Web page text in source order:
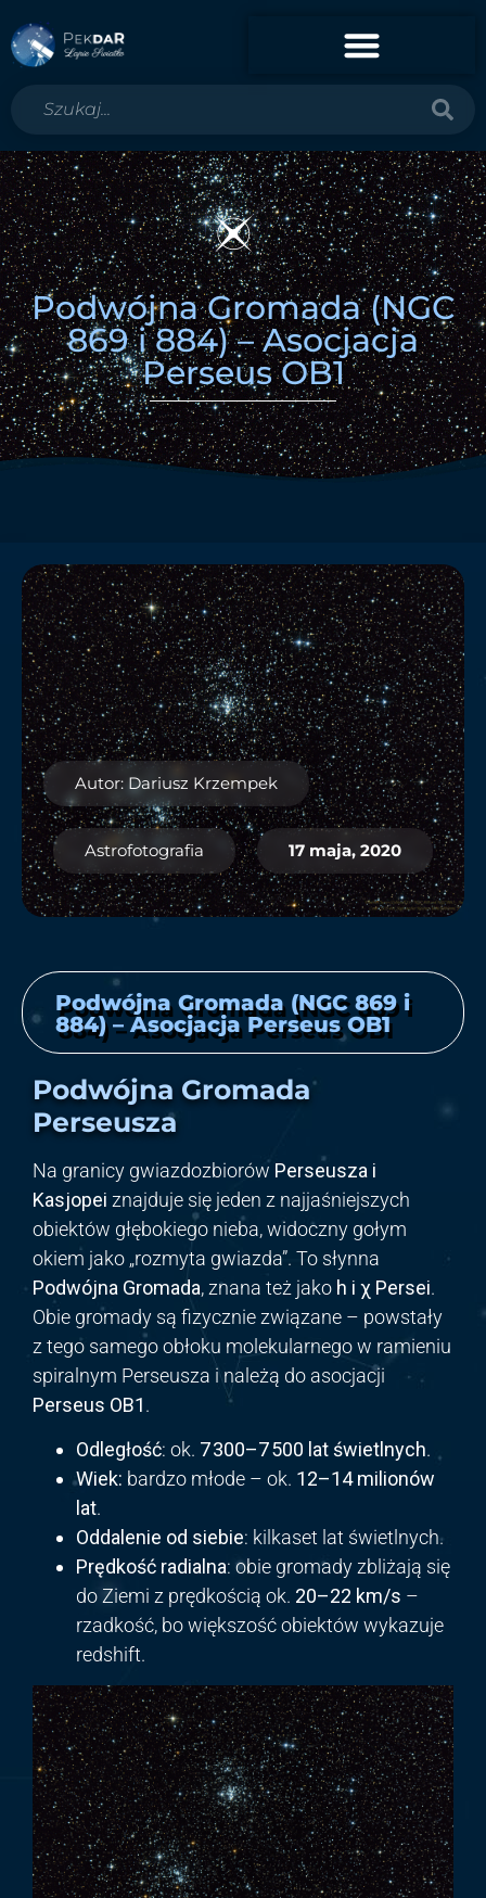
Podwójna Gromada (NGC
869 i 884) – Asocjacja
Perseus OB1
Autor: Dariusz Krzempek
Astrofotografia 17 maja, 2020
Podwójna Gromada (NGC 869 i
884) – Asocjacja Perseus OB1
Podwójna Gromada
Perseusza
Na granicy gwiazdozbiorów Perseusza i
Kasjopei znajduje się jeden z najjaśniejszych
obiektów głębokiego nieba, widoczny gołym
okiem jako „rozmyta gwiazda”. To słynna
Podwójna Gromada, znana też jako h i χ Persei.
Obie gromady są fizycznie związane – powstały
z tego samego obłoku molekularnego w ramieniu
spiralnym Perseusza i należą do asocjacji
Perseus OB1.
Odległość: ok. 7 300–7 500 lat świetlnych.
Wiek: bardzo młode – ok. 12–14 milionów
lat.
Oddalenie od siebie: kilkaset lat świetlnych.
Prędkość radialna: obie gromady zbliżają się
do Ziemi z prędkością ok. 20–22 km/s –
rzadkość, bo większość obiektów wykazuje
redshift.